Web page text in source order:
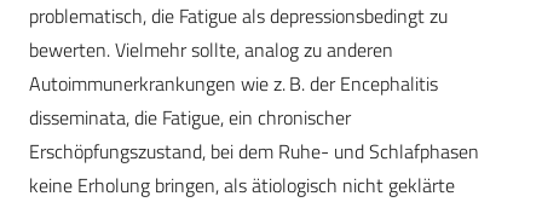
problematisch, die Fatigue als depressionsbedingt zu
bewerten. Vielmehr sollte, analog zu anderen
Autoimmunerkrankungen wie z. B. der Encephalitis
disseminata, die Fatigue, ein chronischer
Erschöpfungszustand, bei dem Ruhe- und Schlafphasen
keine Erholung bringen, als ätiologisch nicht geklärte